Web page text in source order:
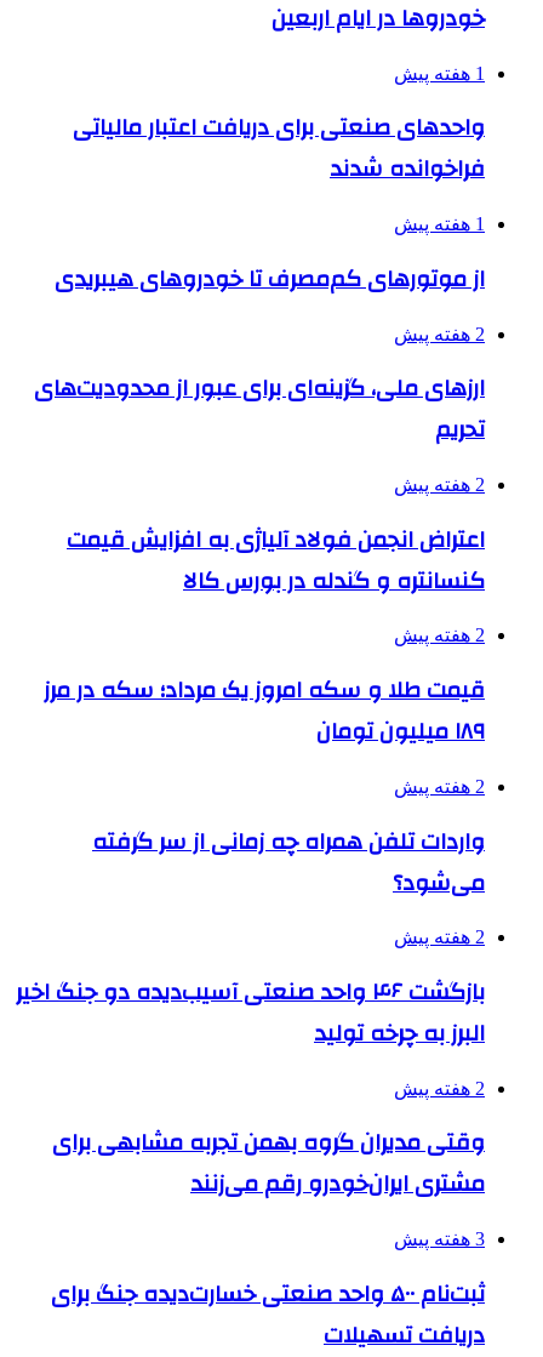
خودروها در ایام اربعین
1 هفته پیش
واحدهای صنعتی برای دریافت اعتبار مالیاتی
فراخوانده شدند
1 هفته پیش
از موتورهای کم‌مصرف تا خودروهای هیبریدی
2 هفته پیش
ارزهای ملی، گزینه‌ای برای عبور از محدودیت‌های
تحریم
2 هفته پیش
اعتراض انجمن فولاد آلیاژی به افزایش قیمت
کنسانتره و گندله در بورس کالا
2 هفته پیش
قیمت طلا و سکه امروز یک مرداد؛ سکه در مرز
۱۸۹ میلیون تومان
2 هفته پیش
واردات تلفن همراه چه زمانی از سر گرفته
می‌شود؟
2 هفته پیش
بازگشت ۴۶ واحد صنعتی آسیب‌دیده دو جنگ اخیر
البرز به چرخه تولید
2 هفته پیش
وقتی مدیران گروه بهمن تجربه مشابهی برای
مشتری ایران‌خودرو رقم می‌زنند
3 هفته پیش
ثبت‌نام ۵۰۰ واحد صنعتی خسارت‌دیده جنگ برای
دریافت تسهیلات